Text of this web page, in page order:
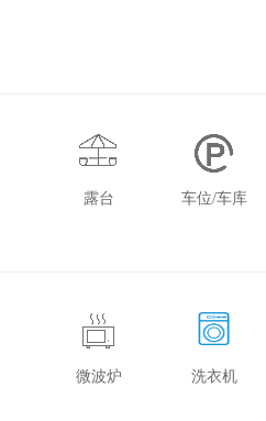
露台 车位/车库
微波炉 洗衣机